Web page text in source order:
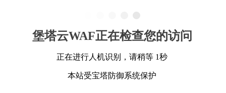
堡塔云WAF正在检查您的访问
正在进行人机识别，请稍等 1秒
本站受宝塔防御系统保护